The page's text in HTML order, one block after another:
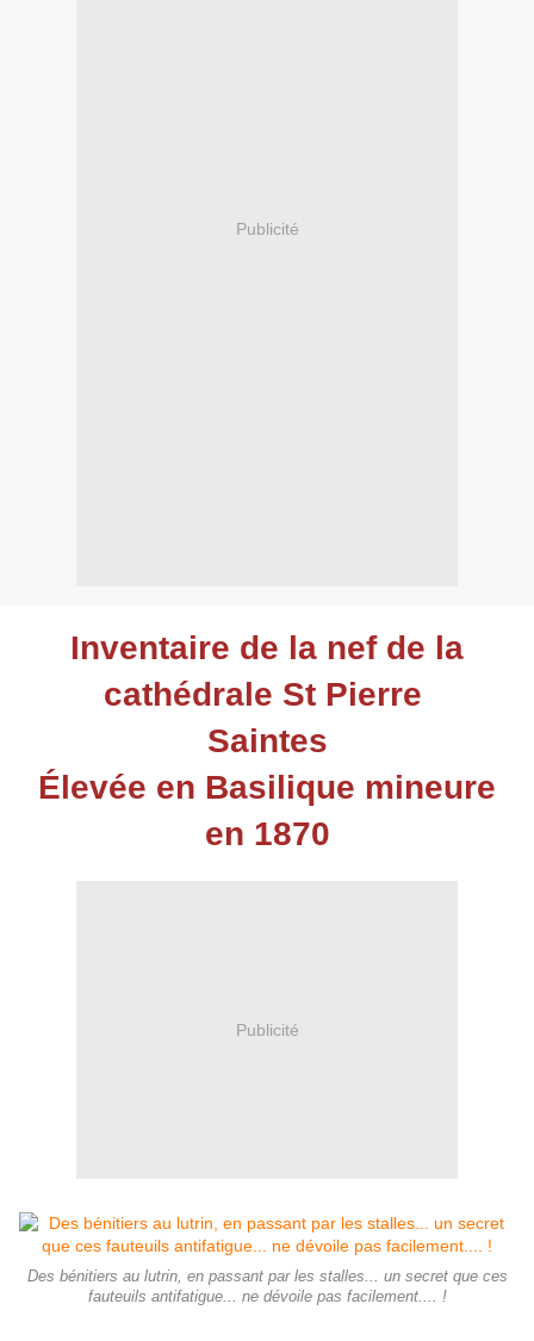
Publicité
Inventaire de la nef de la
cathédrale St Pierre
Saintes
Élevée en Basilique mineure
en 1870
Publicité
Des bénitiers au lutrin, en passant par les stalles... un secret que ces
fauteuils antifatigue... ne dévoile pas facilement.... !